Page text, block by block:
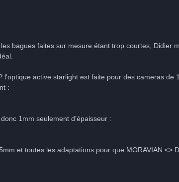
bagues faites sur mesure étant trop courtes, Didier
l'optique active starlight est faite pour des cameras
:
1mm seulement d’épaisseur :
et toutes les adaptations pour que MORAVIAN <>